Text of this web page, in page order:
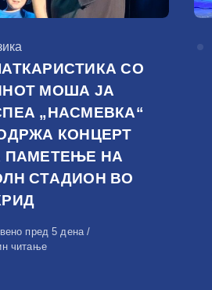
СО
МОША ЈА
„НАСМЕВКА“
КОНЦЕРТ
ПАМЕТЕЊЕ НА
СТАДИОН ВО
пред 5 дена
читање